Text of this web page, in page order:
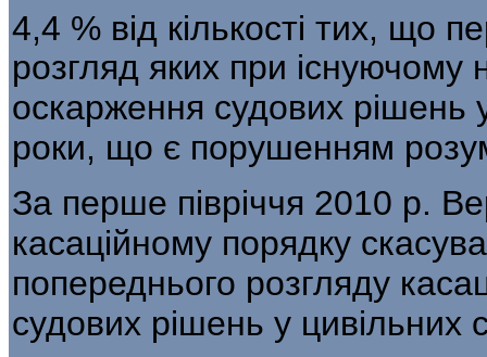
4,4 % від кількості тих, що
розгляд яких при іс­нуючому
оскарження судових рішень
роки, що є порушенням
За перше півріччя 2010 р.
касаційному порядку
попереднього розгляду
судових рішень у цивільних